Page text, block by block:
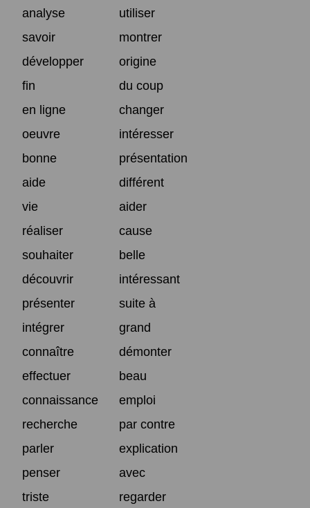
analyse
utiliser
savoir
montrer
développer
origine
fin
du coup
en ligne
changer
oeuvre
intéresser
bonne
présentation
aide
différent
vie
aider
réaliser
cause
souhaiter
belle
découvrir
intéressant
présenter
suite à
intégrer
grand
connaître
démonter
effectuer
beau
connaissance
emploi
recherche
par contre
parler
explication
penser
avec
triste
regarder